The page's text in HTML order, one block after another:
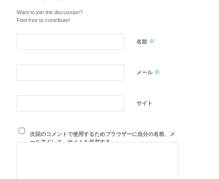
Want to join the discussion?
Feel free to contribute!
名前 ※
メール ※
サイト
次回のコメントで使用するためブラウザーに自分の名前、メ
ールアドレス、サイトを保存する。